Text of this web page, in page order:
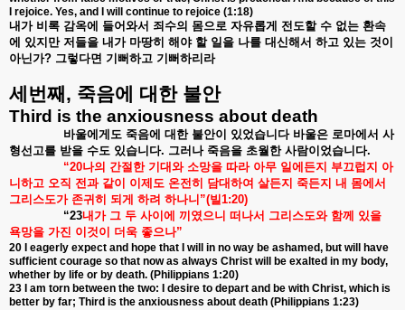
I rejoice. Yes, and I will continue to rejoice (1:18)
내가 비록 감옥에 들어와서 죄수의 몸으로 자유롭게 전도할 수 없는 환속
에 있지만 저들을 내가 마땅히 해야 할 일을 나를 대신해서 하고 있는 것이
아닌가? 그렇다면 기뻐하고 기뻐하리라
세번째 , 죽음에 대한 불안
Third is the anxiousness about death
바울에게도 죽음에 대한 불안이 있었습니다 바울은 로마에서 사
형선고를 받을 수도 있습니다. 그러나 죽음을 초월한 사람이었습니다.
“20나의 간절한 기대와 소망을 따라 아무 일에든지 부끄럽지 아
니하고 오직 전과 같이 이제도 온전히 담대하여 살든지 죽든지 내 몸에서
그리스도가 존귀히 되게 하려 하나니 ”(빌1:20)
“23내가 그 두 사이에 끼였으니 떠나서 그리스도와 함께 있을
욕망을 가진 이것이 더욱 좋으나”
20 I eagerly expect and hope that I will in no way be ashamed, but will have
sufficient courage so that now as always Christ will be exalted in my body,
whether by life or by death. (Philippians 1:20)
23 I am torn between the two: I desire to depart and be with Christ, which is
better by far; Third is the anxiousness about death (Philippians 1:23)